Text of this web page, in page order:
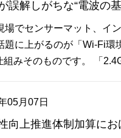
誤解しがちな“電波の
場でセンサーマット、イ
題に上がるのが「Wi-Fi環
組みそのものです。 「
05月07日
向上推進体制加算に